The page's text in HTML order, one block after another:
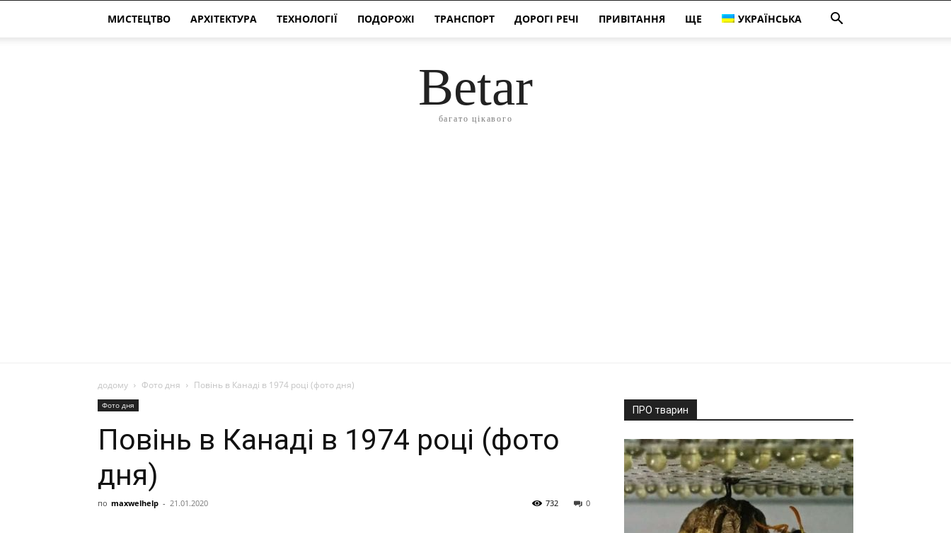
МИСТЕЦТВО АРХІТЕКТУРА ТЕХНОЛОГІЇ ПОДОРОЖІ ТРАНСПОРТ ДОРОГІ РЕЧІ ПРИВІТАННЯ ЩЕ УКРАЇНСЬКА
Betar
багато цікавого
додому Фото дня Повінь в Канаді в 1974 році (фото дня)
Фото дня
Повінь в Канаді в 1974 році (фото
дня)
по maxwelhelp - 21.01.2020 0
732
ПРО тварин